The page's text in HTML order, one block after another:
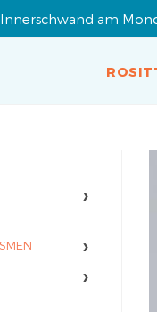
Innerschwand am
›
›
›